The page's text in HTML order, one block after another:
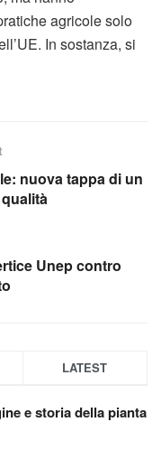
agricole solo
In sostanza, si
nuova tappa di un
Unep contro
LATEST
e storia della pianta